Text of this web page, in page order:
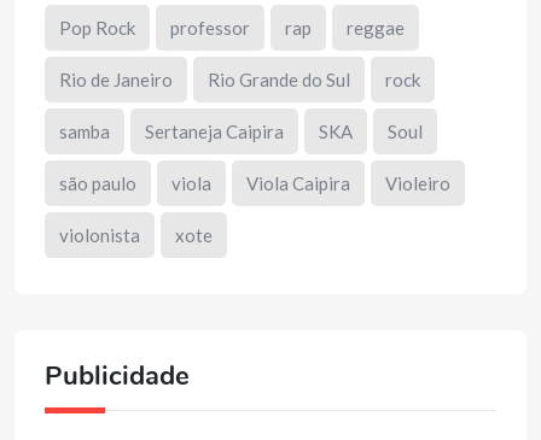
Pop Rock professor rap reggae
Rio de Janeiro Rio Grande do Sul rock
samba Sertaneja Caipira SKA Soul
são paulo viola Viola Caipira Violeiro
violonista xote
Publicidade